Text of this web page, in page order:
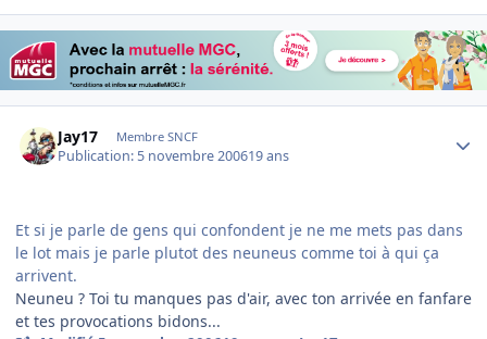
Jay17 Membre SNCF
Publication: 5 novembre 200619 ans
Et si je parle de gens qui confondent je ne me mets pas dans
le lot mais je parle plutot des neuneus comme toi à qui ça
arrivent.
Neuneu ? Toi tu manques pas d'air, avec ton arrivée en fanfare
et tes provocations bidons...